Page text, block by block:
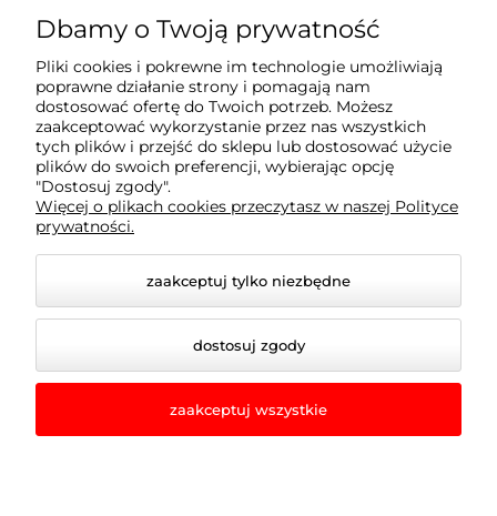
Moje konto
Płatności i dostawa
Informacje
O nas
Dbamy o Twoją prywatność
Pliki cookies i pokrewne im technologie umożliwiają
poprawne działanie strony i pomagają nam
dostosować ofertę do Twoich potrzeb. Możesz
zaakceptować wykorzystanie przez nas wszystkich
tych plików i przejść do sklepu lub dostosować użycie
plików do swoich preferencji, wybierając opcję
"Dostosuj zgody".
Więcej o plikach cookies przeczytasz w naszej Polityce
prywatności.
zaakceptuj tylko niezbędne
dostosuj zgody
zaakceptuj wszystkie